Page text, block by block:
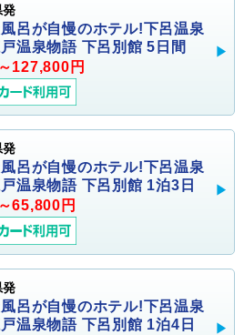
呂が自慢のホテル!下呂温泉
温泉物語 下呂別館 5日間
127,800円
呂が自慢のホテル!下呂温泉
温泉物語 下呂別館 1泊3日
65,800円
呂が自慢のホテル!下呂温泉
温泉物語 下呂別館 1泊4日